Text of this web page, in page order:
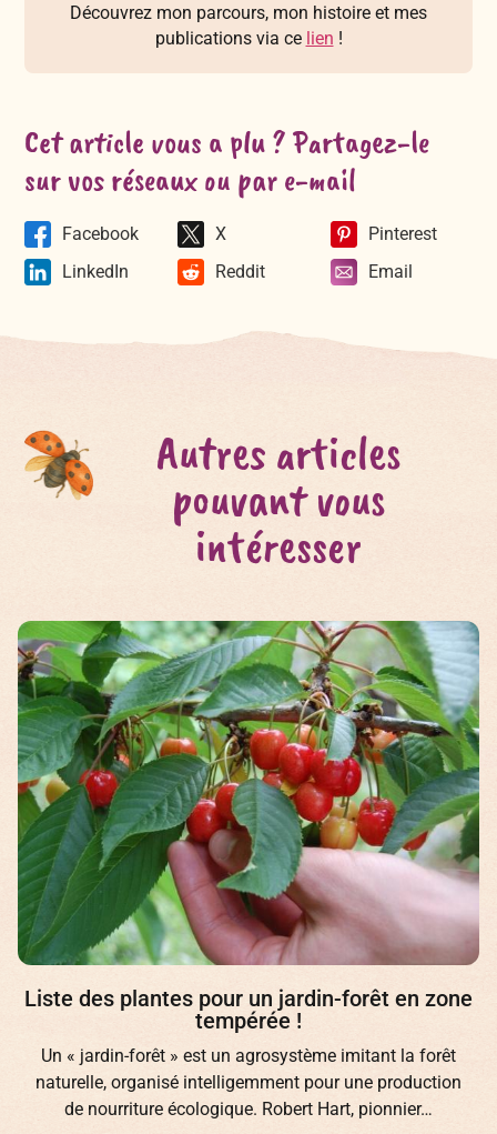
Découvrez mon parcours, mon histoire et mes
publications via ce lien !
Cet article vous a plu ? Partagez-le
sur vos réseaux ou par e-mail
Facebook X
Pinterest
LinkedIn
Reddit Email
Autres articles
pouvant vous
intéresser
Liste des plantes pour un jardin-forêt en zone
tempérée !
Un « jardin-forêt » est un agrosystème imitant la forêt
naturelle, organisé intelligemment pour une production
de nourriture écologique. Robert Hart, pionnier…